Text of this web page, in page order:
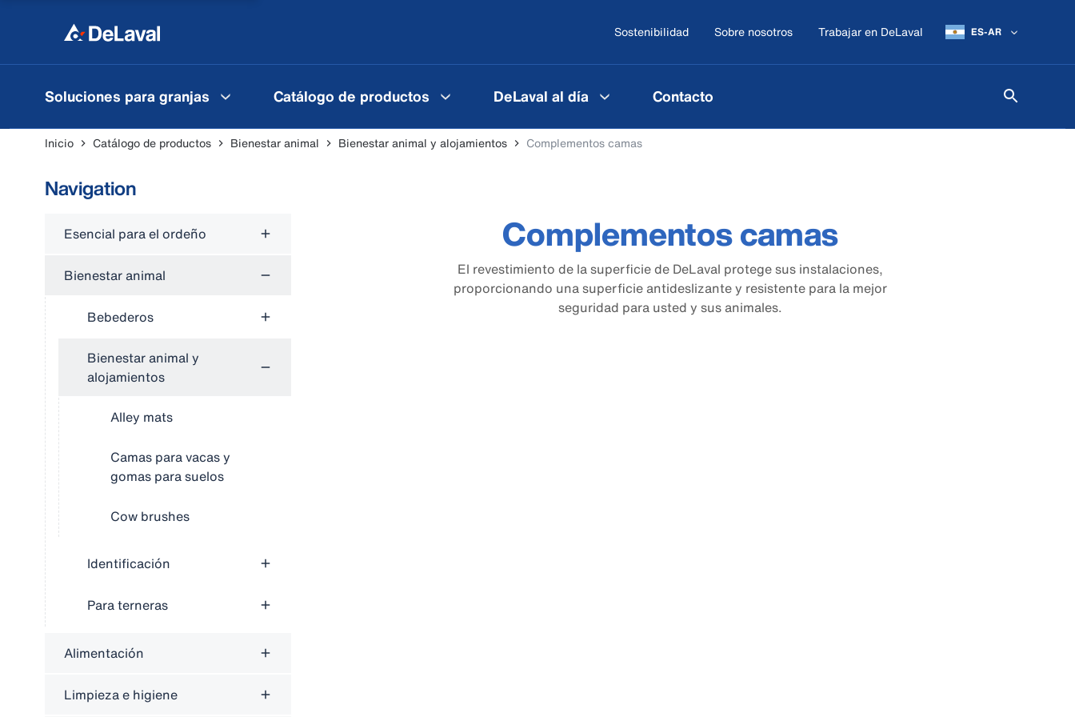
Sostenibilidad Sobre nosotros Trabajar en DeLaval ES-AR
Soluciones para granjas Catálogo de productos DeLaval al día Contacto
Inicio Catálogo de productos Bienestar animal Bienestar animal y alojamientos Complementos camas
Navigation
Esencial para el ordeño
Bienestar animal
Bebederos
Bienestar animal y
alojamientos
Alley mats
Camas para vacas y
gomas para suelos
Cow brushes
Identificación
Para terneras
Alimentación
Limpieza e higiene
Complementos camas
El revestimiento de la superficie de DeLaval protege sus instalaciones,
proporcionando una superficie antideslizante y resistente para la mejor
seguridad para usted y sus animales.